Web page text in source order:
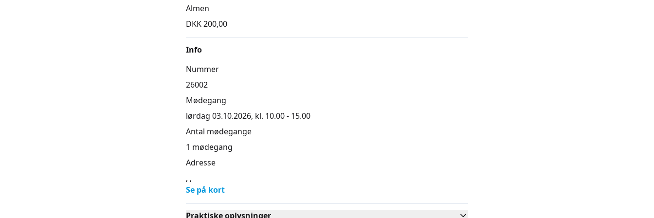
Almen
DKK 200,00
Info
Nummer
26002
Mødegang
lørdag 03.10.2026, kl. 10.00 - 15.00
Antal mødegange
1 mødegang
Adresse
, ,
Se på kort
Praktiske oplysninger